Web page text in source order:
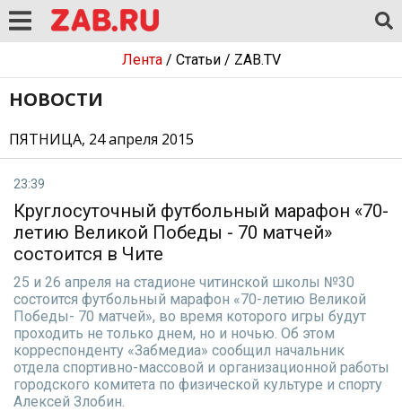
Лента/ Статьи/ ZAB.TV
НОВОСТИ
ПЯТНИЦА, 24 апреля 2015
23:39
Круглосуточный футбольный марафон «70-
летию Великой Победы - 70 матчей»
состоится в Чите
25 и 26 апреля на стадионе читинской школы №30
состоится футбольный марафон «70-летию Великой
Победы- 70 матчей», во время которого игры будут
проходить не только днем, но и ночью. Об этом
корреспонденту «Забмедиа» сообщил начальник
отдела спортивно-массовой и организационной работы
городского комитета по физической культуре и спорту
Алексей Злобин.